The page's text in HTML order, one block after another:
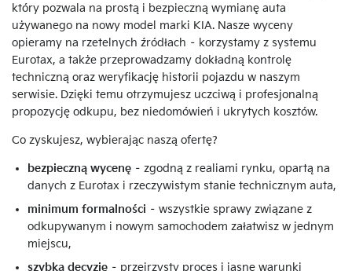
który pozwala na prostą i bezpieczną wymianę auta
używanego na nowy model marki KIA. Nasze wyceny
opieramy na rzetelnych źródłach – korzystamy z systemu
Eurotax, a także przeprowadzamy dokładną kontrolę
techniczną oraz weryfikację historii pojazdu w naszym
serwisie. Dzięki temu otrzymujesz uczciwą i profesjonalną
propozycję odkupu, bez niedomówień i ukrytych kosztów.
Co zyskujesz, wybierając naszą ofertę?
bezpieczną wycenę – zgodną z realiami rynku, opartą na
danych z Eurotax i rzeczywistym stanie technicznym auta,
minimum formalności – wszystkie sprawy związane z
odkupywanym i nowym samochodem załatwisz w jednym
miejscu,
szybką decyzję – przejrzysty proces i jasne warunki